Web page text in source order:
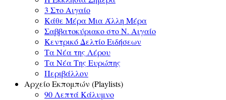
3 Στο Αιγαίο
Κάθε Μέρα Μια Άλλη Μέρα
Σαββατοκύριακο στο Ν. Αιγαίο
Κεντρικό Δελτίο Ειδήσεων
Τα Νέα της Λέρου
Τα Νέα Της Ευρώπης
Περιβάλλον
Αρχείο Εκπομπών (Playlists)
90 Λεπτά Κάλυμνο